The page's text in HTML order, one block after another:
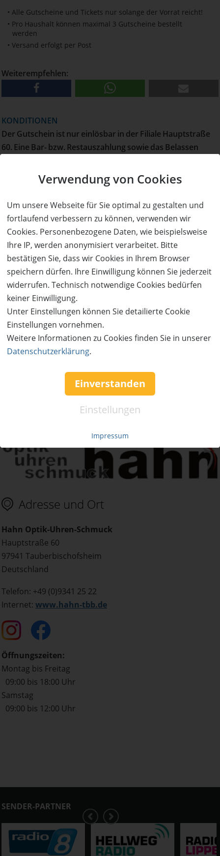
Verwendung von Cookies
Um unsere Webseite für Sie optimal zu gestalten und
fortlaufend verbessern zu können, verwenden wir
Cookies. Personenbezogene Daten, wie beispielsweise
Ihre IP, werden anonymisiert verarbeitet. Bitte
bestätigen Sie, dass wir Cookies in Ihrem Browser
speichern dürfen. Ihre Einwilligung können Sie jederzeit
widerrufen. Technisch notwendige Cookies bedürfen
keiner Einwilligung.
Unter Einstellungen können Sie detailierte Cookie
Einstellungen vornehmen.
Weitere Informationen zu Cookies finden Sie in unserer
Datenschutzerklärung.
Einverstanden
Einstellungen
Impressum
• Alle Gutscheine und Tickets nur solange der Vorrat reicht!
• Pro Haushalt können maximal 3 Gutscheine bestellt
werden
• Versand erfolgt per Post
Weiterempfehlen:
KONDITIONEN
Der Gutschein ist nur einlösbar in der Filiale Hauptstraße
60. Eine Bar- bzw. Restauszahlung sowie das Belassen
Einlösbar bis Ende 2029.
Details zum Angebot
Tolle Geschenke die jeden begeistern gibt’s bei Hahn.
Hahn --- Optik - Uhren - Schmuck Tauberbischofsheim.
Uhren- und Schmuckkollektionen von Fossil, Boccia,
Festina, Joop, Liebeskind, Leonardo, Boss, S’ Oliver uvm.
Brillen und Sonnenbrillen für Sport, Freizeit, Beruf und
Alltag, wie auch vergrößernde Sehhilfen und
Schutzbrillen verschiedener Hersteller, wir beraten Sie
gerne.
Details zum Anbieter
Adresse und Ort
Hahn Optik-Uhren-Schmuck
Hauptstraße 60
97941 Tauberbischofsheim
Deutschland
Telefon: +49 (0)9341 25 22
Internet: www.hahn-tbb.de
Öffnungszeiten:
Montag bis Freitag
09:00 bis 18:00 Uhr
Samstag
09:00 bis 12:00 Uhr
SENDER-PARTNER